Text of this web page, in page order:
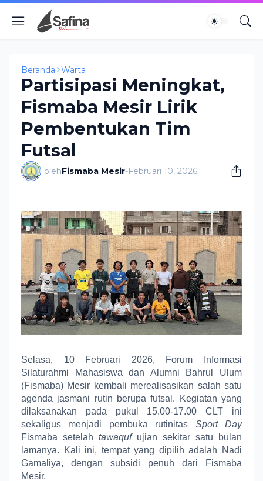
Beranda Warta
Partisipasi Meningkat,
Fismaba Mesir Lirik
Pembentukan Tim
Futsal
olehFismaba Mesir-Februari 10, 2026
Selasa, 10 Februari 2026, Forum Informasi
Silaturahmi Mahasiswa dan Alumni Bahrul Ulum
(Fismaba) Mesir kembali merealisasikan salah satu
agenda jasmani rutin berupa futsal. Kegiatan yang
dilaksanakan pada pukul 15.00-17.00 CLT ini
sekaligus menjadi pembuka rutinitas Sport Day
Fismaba setelah tawaqufujian sekitar satu bulan
lamanya. Kali ini, tempat yang dipilih adalah Nadi
Gamaliya, dengan subsidi penuh dari Fismaba
Mesir.